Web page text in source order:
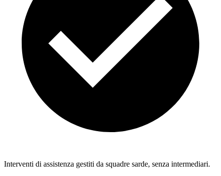
Interventi di assistenza gestiti da squadre sarde, senza intermediari.